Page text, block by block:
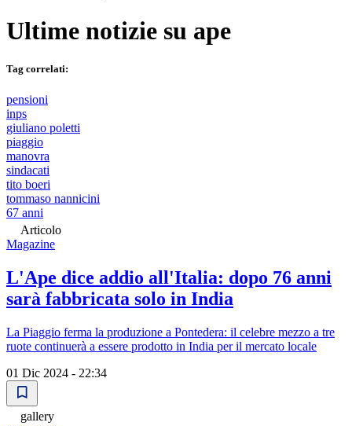
Ultime notizie su ape
Tag correlati:
pensioni
inps
giuliano poletti
piaggio
manovra
sindacati
tito boeri
tommaso nannicini
67 anni
Articolo
Magazine
L'Ape dice addio all'Italia: dopo 76 anni
sarà fabbricata solo in India
La Piaggio ferma la produzione a Pontedera: il celebre mezzo a tre
ruote continuerà a essere prodotto in India per il mercato locale
01 Dic 2024 - 22:34
gallery